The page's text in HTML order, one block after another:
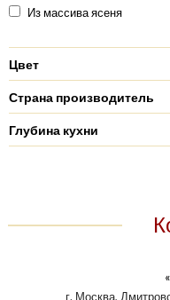
Из массива ясеня
Цвет
Страна производитель
Глубина кухни
г. Москва,